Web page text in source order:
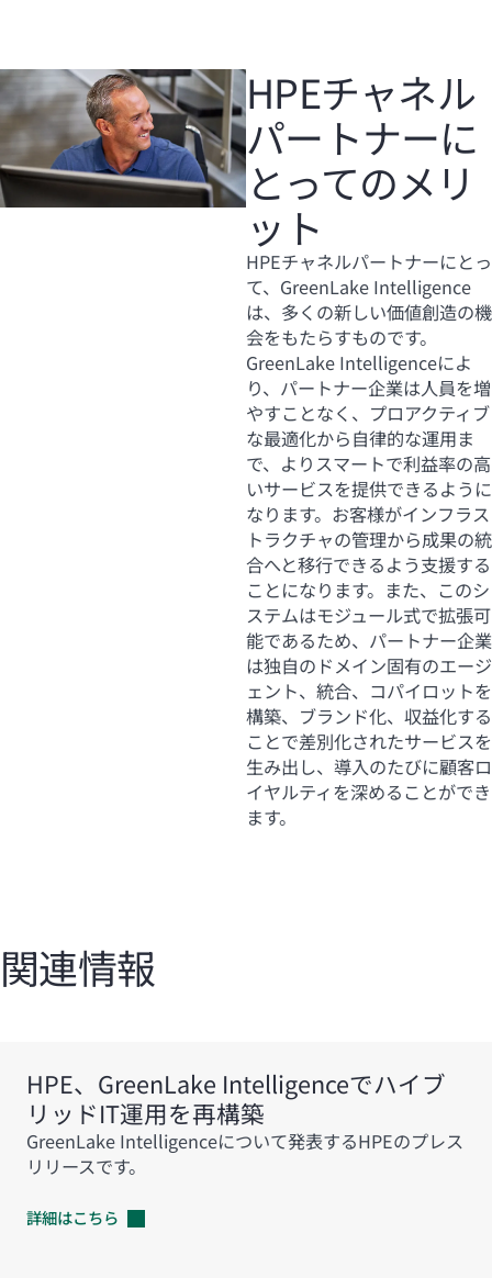
HPEチャネル
パートナーに
とってのメリ
ット
HPEチャネルパートナーにとっ
て、GreenLake Intelligence
は、多くの新しい価値創造の機
会をもたらすものです。
GreenLake Intelligenceによ
り、パートナー企業は人員を増
やすことなく、プロアクティブ
な最適化から自律的な運用ま
で、よりスマートで利益率の高
いサービスを提供できるように
なります。お客様がインフラス
トラクチャの管理から成果の統
合へと移行できるよう支援する
ことになります。また、このシ
ステムはモジュール式で拡張可
能であるため、パートナー企業
は独自のドメイン固有のエージ
ェント、統合、コパイロットを
構築、ブランド化、収益化する
ことで差別化されたサービスを
生み出し、導入のたびに顧客ロ
イヤルティを深めることができ
ます。
関連情報
HPE、GreenLake Intelligenceでハイブ
リッドIT運用を再構築
GreenLake Intelligenceについて発表するHPEのプレス
リリースです。
詳細はこちら